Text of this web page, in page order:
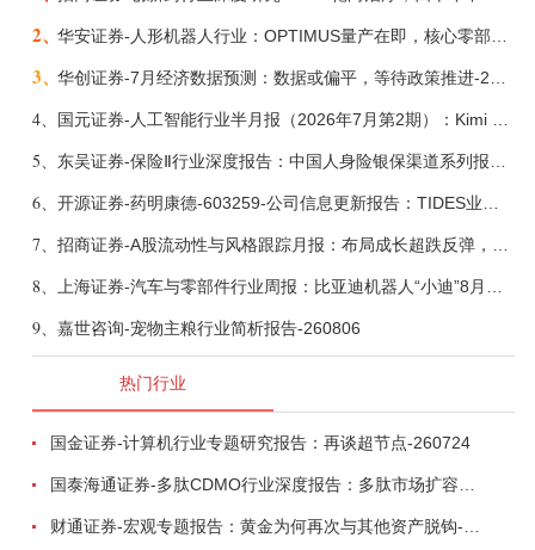
2、
3、
4、
5、
6、
7、
8、
9、 嘉世咨询-宠物主粮行业简析报告-260806
热门行业
国金证券-计算机行业专题研究报告：再谈超节点-260724